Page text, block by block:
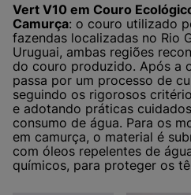
Vert V10 em Couro
Camurça: o couro utilizado
fazendas localizadas no Rio
Uruguai, ambas regiões
do couro produzido. Após a
passa por um processo de
seguindo os rigorosos
e adotando práticas
consumo de água. Para os
em camurça, o material é
com óleos repelentes de
químicos, para proteger os